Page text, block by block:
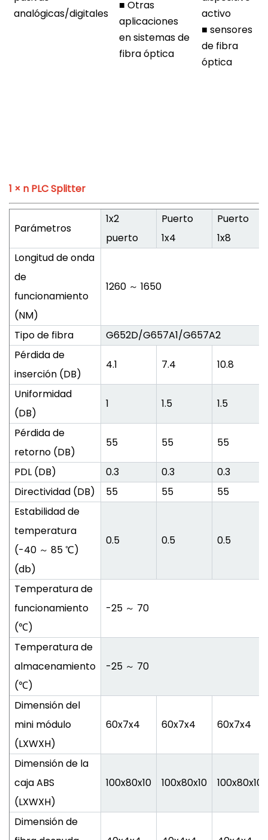
analógicas/digitales
■ Otras
aplicaciones
en sistemas de
fibra óptica
activo
■ sensores
de fibra
óptica
1 × n PLC Splitter
Parámetros
1x2
puerto
Puerto
1x4
Puerto
1x8
Longitud de onda
de
funcionamiento
(NM)
1260 ～ 1650
Tipo de fibra
G652D/G657A1/G657A2
Pérdida de
inserción (DB)
4.1 7.4 10.8
Uniformidad
(DB)
1 1.5 1.5
Pérdida de
retorno (DB)
55 55 55
PDL (DB) 0.3 0.3
0.3
Directividad (DB)
55 55
55
Estabilidad de
temperatura
(-40 ～ 85 ℃)
(db)
0.5 0.5 0.5
Temperatura de
funcionamiento
(℃)
-25 ～ 70
Temperatura de
almacenamiento
(℃)
-25 ～ 70
Dimensión del
mini módulo
(LXWXH)
60x7x4 60x7x4 60x7x4
Dimensión de la
caja ABS
(LXWXH)
100x80x10 100x80x10 100x80x10
Dimensión de